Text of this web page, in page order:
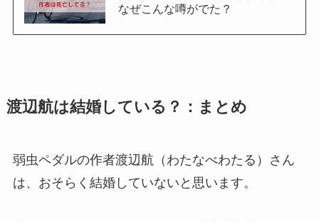
なぜこんな噂がでた？
渡辺航は結婚している？：まとめ
弱虫ペダルの作者渡辺航（わたなべわたる）さん
は、おそらく結婚していないと思います。